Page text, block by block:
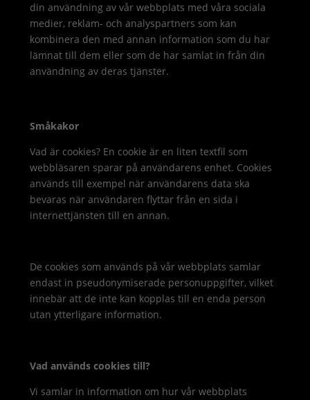
din användning av vår webbplats med våra sociala
medier, reklam- och analyspartners som kan
kombinera den med annan information som du har
lämnat till dem eller som de har samlat in från din
användning av deras tjänster.
Småkakor
Vad är cookies? En cookie är en liten textfil som
webbläsaren sparar på användarens enhet. Cookies
används till exempel när användarens data ska
bevaras när användaren flyttar från en sida i
internettjänsten till en annan.
De cookies som används på vår webbplats samlar
endast in pseudonymiserade personuppgifter, vilket
innebär att de inte kan kopplas till en enda person
utan ytterligare information.
Vad används cookies till?
Vi samlar in information om hur vår webbplats